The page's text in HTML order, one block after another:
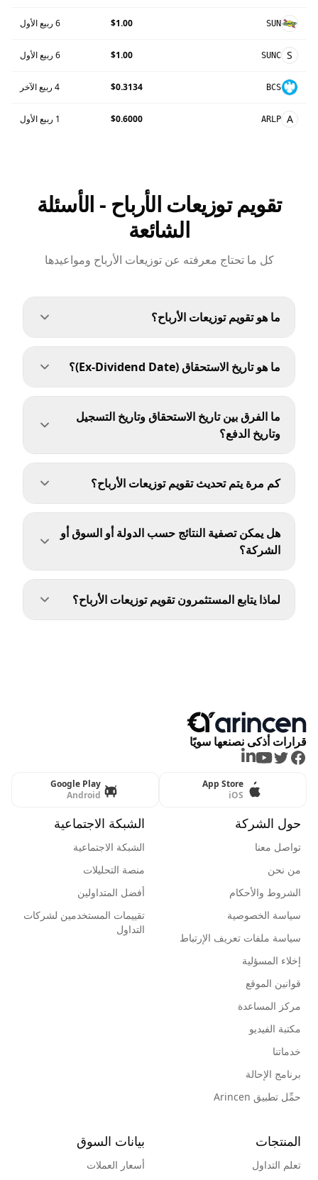
SUN
$1.00 6 ربيع الأول
S
SUNC
$1.00 6 ربيع الأول
BCS
$0.3134 4 ربيع الآخر
A
ARLP
$0.6000 1 ربيع الأول
تقويم توزيعات الأرباح - الأسئلة
الشائعة
كل ما تحتاج معرفته عن توزيعات الأرباح ومواعيدها
ما هو تقويم توزيعات الأرباح؟
ما هو تاريخ الاستحقاق (Ex-Dividend Date)؟
ما الفرق بين تاريخ الاستحقاق وتاريخ التسجيل
وتاريخ الدفع؟
كم مرة يتم تحديث تقويم توزيعات الأرباح؟
هل يمكن تصفية النتائج حسب الدولة أو السوق أو
الشركة؟
لماذا يتابع المستثمرون تقويم توزيعات الأرباح؟
قرارات أذكى نصنعها سويًا
Facebook
Twitter
Youtube
LinkedIn
App Store
iOS
Google Play
Android
حول الشركة
تواصل معنا
من نحن
الشروط والأحكام
سياسة الخصوصية
سياسة ملفات تعريف الإرتباط
إخلاء المسؤلية
قوانين الموقع
مركز المساعدة
مكتبة الفيديو
خدماتنا
برنامج الإحالة
حمِّل تطبيق Arincen
الشبكة الاجتماعية
الشبكة الاجتماعية
منصة التحليلات
أفضل المتداولين
تقييمات المستخدمين لشركات
التداول
المنتجات
تعلم التداول
بيانات السوق
أسعار العملات